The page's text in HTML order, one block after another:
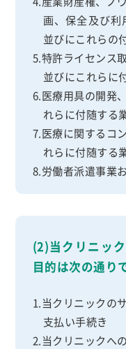
画、保全及び
並びにこれらの
5.特許ライセンス
並びにこれらに
6.医療用具の開発
れらに付随する
7.医療に関するコ
れらに付随する
8.労働者派遣事業
(2)当クリニッ
目的は次の通り
1.当クリニックの
支払い手続き
2.当クリニックへ